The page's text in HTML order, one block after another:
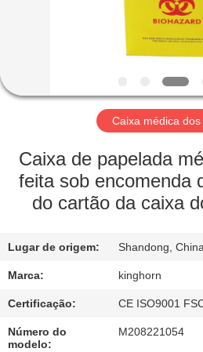
EXCURSÃO
FÁBRICA
CONTROLE
QUALIDADE
CONTACTE-
NOS
Caixa médica
Caixa de papelada
feita sob encomenda
do cartão da caixa
Lugar de origem: Shandong,
Marca: kinghorn
Certificação: CE ISO9001
Número do
modelo:
M208221054